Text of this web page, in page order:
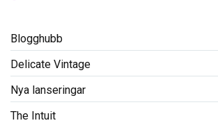
Blogghubb
Delicate Vintage
Nya lanseringar
The Intuit